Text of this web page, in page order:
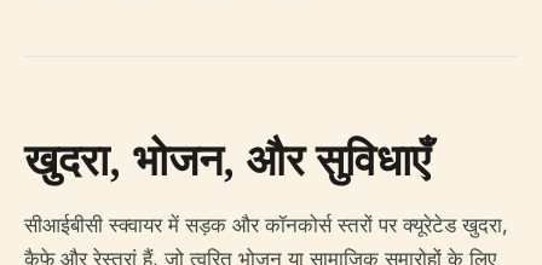
खुदरा, भोजन, और सुविधाएँ
सीआईबीसी स्क्वायर में सड़क और कॉनकोर्स स्तरों पर क्यूरेटेड खुदरा,
कैफे और रेस्तरां हैं, जो त्वरित भोजन या सामाजिक समारोहों के लिए